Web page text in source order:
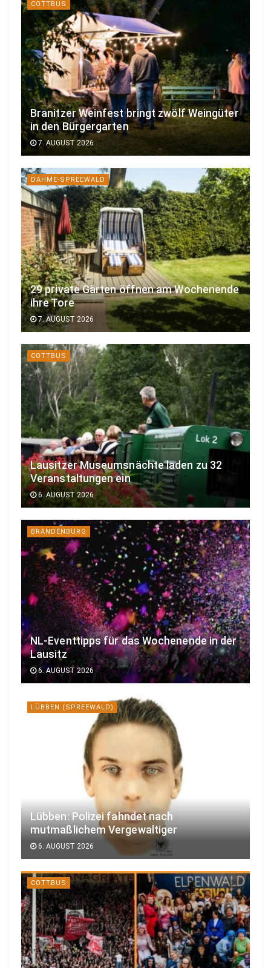
COTTBUS
Branitzer Weinfest bringt zwölf Weingüter
in den Bürgergarten
7. AUGUST 2026
DAHME-SPREEWALD
29 private Gärten öffnen am Wochenende
ihre Tore
7. AUGUST 2026
COTTBUS
Lausitzer Museumsnächte laden zu 32
Veranstaltungen ein
6. AUGUST 2026
BRANDENBURG
NL-Eventtipps für das Wochenende in der
Lausitz
6. AUGUST 2026
LÜBBEN (SPREEWALD)
Lübben: Polizei fahndet nach
mutmaßlichem Vergewaltiger
6. AUGUST 2026
COTTBUS